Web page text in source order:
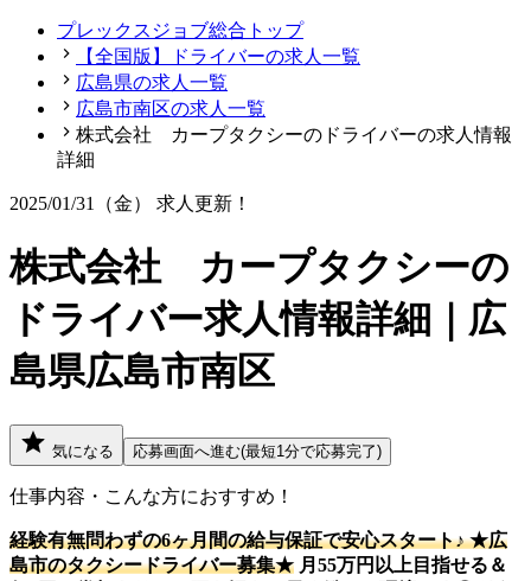
プレックスジョブ総合トップ
【全国版】ドライバーの求人一覧
広島県の求人一覧
広島市南区の求人一覧
株式会社 カープタクシーのドライバーの求人情報
詳細
2025/01/31（金） 求人更新！
株式会社 カープタクシーの
ドライバー求人情報詳細｜広
島県広島市南区
気になる 応募画面へ進む(最短1分で応募完了)
仕事内容・こんな方におすすめ！
経験有無問わずの6ヶ月間の給与保証で安心スタート♪ ★広
島市のタクシードライバー募集★ 月55万円以上目指せる＆